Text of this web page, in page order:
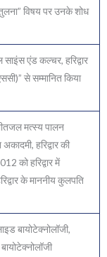
विषय पर उनके शोध
एंड कल्चर, हरिद्वार
से सम्मानित किया
मत्स्य पालन
हरिद्वार की
को हरिद्वार में
के माननीय कुलपति
बायोटेक्नोलॉजी,